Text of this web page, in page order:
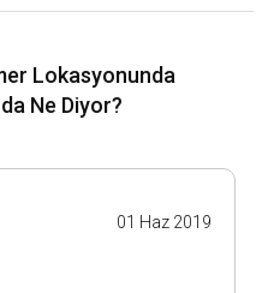
tarihinin ve kültürünün tadını
turistik yerler ve
bulunmaktadır.
Lokasyonunda
Ne Diyor?
01 Haz 2019